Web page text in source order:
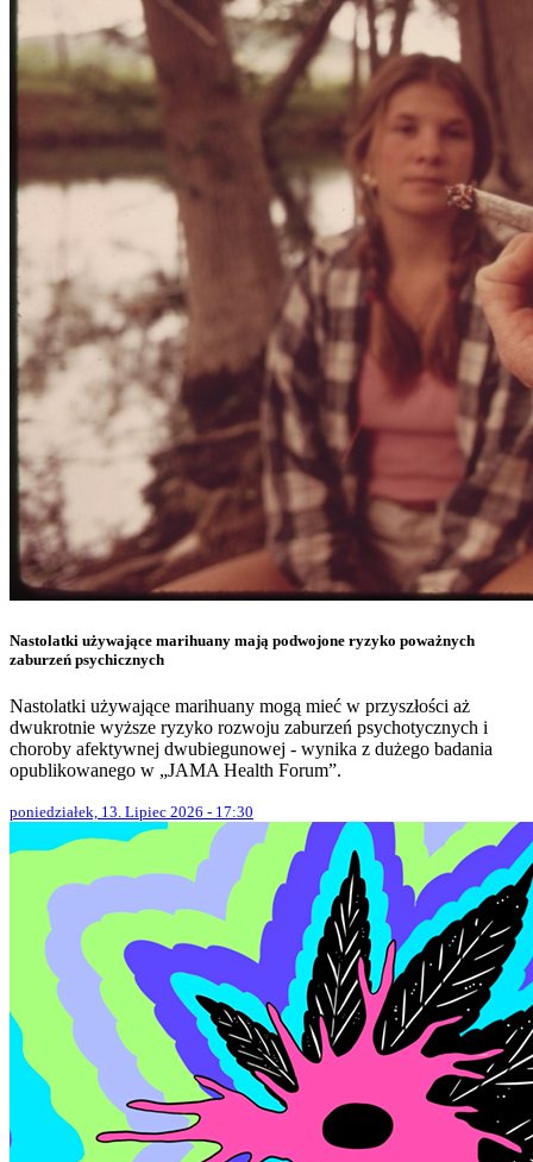
Nastolatki używające marihuany mają podwojone ryzyko poważnych
zaburzeń psychicznych
Nastolatki używające marihuany mogą mieć w przyszłości aż
dwukrotnie wyższe ryzyko rozwoju zaburzeń psychotycznych i
choroby afektywnej dwubiegunowej - wynika z dużego badania
opublikowanego w „JAMA Health Forum”.
poniedziałek, 13. Lipiec 2026 - 17:30